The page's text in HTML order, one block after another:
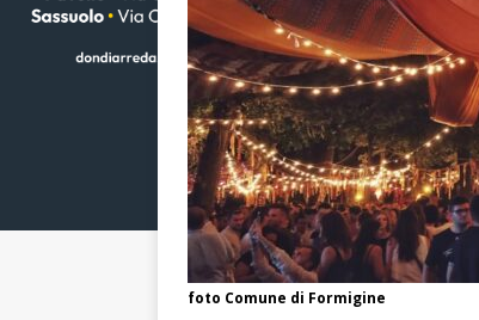
foto Comune di Formigine